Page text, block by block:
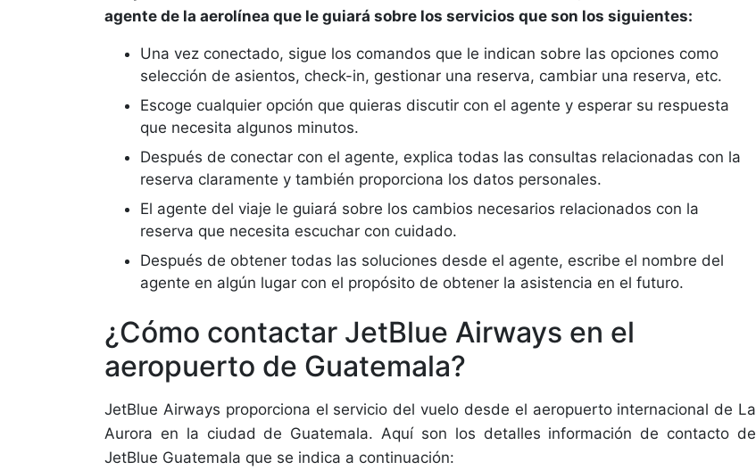
agente de la aerolínea que le guiará sobre los servicios que son los siguientes:
Una vez conectado, sigue los comandos que le indican sobre las opciones como
selección de asientos, check-in, gestionar una reserva, cambiar una reserva, etc.
Escoge cualquier opción que quieras discutir con el agente y esperar su respuesta
que necesita algunos minutos.
Después de conectar con el agente, explica todas las consultas relacionadas con la
reserva claramente y también proporciona los datos personales.
El agente del viaje le guiará sobre los cambios necesarios relacionados con la
reserva que necesita escuchar con cuidado.
Después de obtener todas las soluciones desde el agente, escribe el nombre del
agente en algún lugar con el propósito de obtener la asistencia en el futuro.
¿Cómo contactar JetBlue Airways en el
aeropuerto de Guatemala?
JetBlue Airways proporciona el servicio del vuelo desde el aeropuerto internacional de La
Aurora en la ciudad de Guatemala. Aquí son los detalles información de contacto de
JetBlue Guatemala que se indica a continuación: